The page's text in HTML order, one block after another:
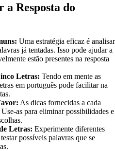
Resposta do
Uma estratégia eficaz é analisar
já tentadas. Isso pode ajudar a
estão presentes na resposta
Letras: Tendo em mente as
em português pode facilitar na
As dicas fornecidas a cada
as para eliminar possibilidades e
Letras: Experimente diferentes
possíveis palavras que se